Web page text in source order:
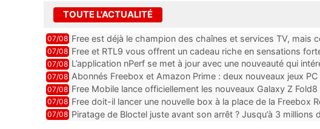
TOUTE L'ACTUALITÉ
07/08 Free est déjà le champion des chaînes et services TV, mais
encore au moin...
07/08 Free et RTL9 vous offrent un cadeau riche en sensations
l’obtenir
07/08 L’application nPerf se met à jour avec une nouveauté qui
Mobile, Orange, SFR ...
07/08 Abonnés Freebox et Amazon Prime : deux nouveaux jeux
07/08 Free Mobile lance officiellement les nouveaux Galaxy Z
des promos et des cadeaux
07/08 Free doit-il lancer une nouvelle box à la place de la Freebox
07/08 Piratage de Bloctel juste avant son arrêt ? Jusqu’à 3 millions